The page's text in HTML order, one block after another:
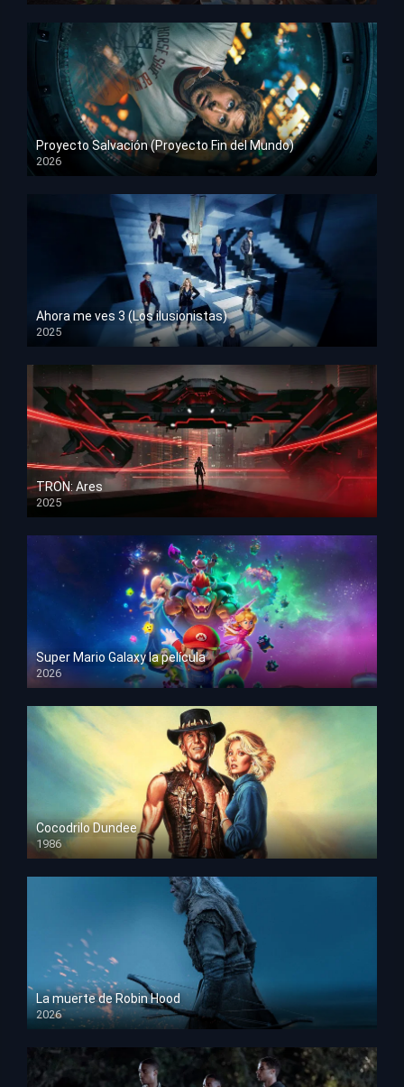
Proyecto Salvación (Proyecto Fin del Mundo)
2026
HD 1080p
Ahora me ves 3 (Los ilusionistas)
2025
HD 1080p
TRON: Ares
2025
HD 1080p
Super Mario Galaxy la película
2026
HD 1080p
Cocodrilo Dundee
1986
HD 1080p
La muerte de Robin Hood
2026
HD 1080p